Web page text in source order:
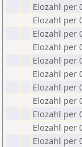
Elozahl per
Elozahl per
Elozahl per
Elozahl per
Elozahl per
Elozahl per
Elozahl per
Elozahl per
Elozahl per
Elozahl per
Elozahl per